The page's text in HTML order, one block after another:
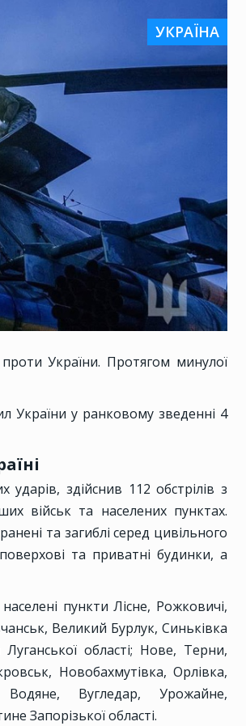
УКРАЇНА
України. Протягом минулої
України у ранковому зведенні 4
здійснив 112 обстрілів з
військ та населених пунктах.
та загиблі серед цивільного
та приватні будинки, а
пункти Лісне, Рожковичі,
Великий Бурлук, Синьківка
Луганської області; Нове, Терни,
Новобахмутівка, Орлівка,
Вугледар, Урожайне,
Запорізької області.